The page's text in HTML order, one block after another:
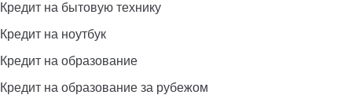
Кредит на бытовую технику
Кредит на ноутбук
Кредит на образование
Кредит на образование за рубежом